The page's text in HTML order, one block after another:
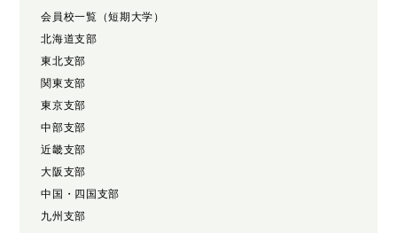
会員校一覧（短期大学）
北海道支部
東北支部
関東支部
東京支部
中部支部
近畿支部
大阪支部
中国・四国支部
九州支部